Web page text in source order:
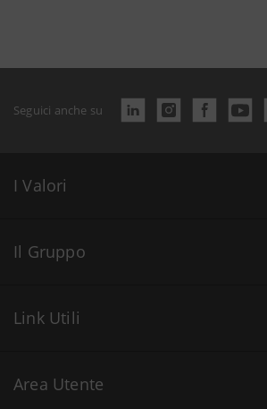
Seguici anche su
I Valori
Il Gruppo
Link Utili
Area Utente